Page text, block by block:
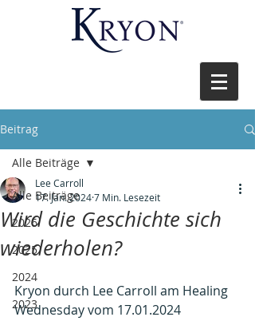
Beitrag
Alle Beiträge
2026
2025
2024
2023
Alle Beiträge
Wird die Geschichte sich
wiederholen?
Lee Carroll
17. Jan. 20247 Min. Lesezeit
Kryon durch Lee Carroll am Healing
Wednesday vom 17.01.2024